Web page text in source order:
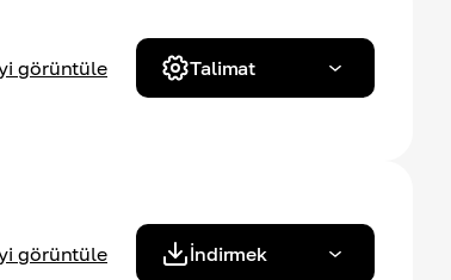
görüntüle Talimat
görüntüle İndirmek